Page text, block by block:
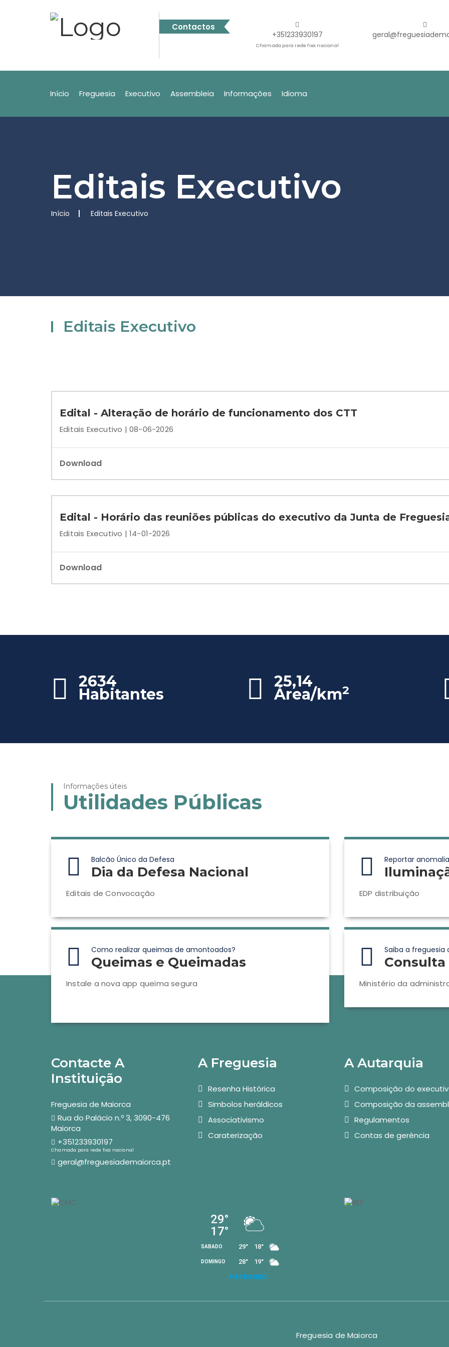
Contactos
+351233930197
Chamada para rede fixa nacional
Início Freguesia Executivo Assembleia Informações Idioma
Editais Executivo
Início Editais Executivo
Editais Executivo
Edital - Alteração de horário de funcionamento dos CTT
Editais Executivo | 08-06-2026
Download
Edital - Horário das reuniões públicas do executivo da Junta de
Editais Executivo | 14-01-2026
Download
2634
Habitantes
25,14
Área/km2
Informações úteis
Utilidades Públicas
Balcão Único da Defesa
Dia da Defesa Nacional
Editais de Convocação
Reportar
EDP distribuição
Como realizar queimas de amontoados?
Queimas e Queimadas
Instale a nova app queima segura
Saiba a
Ministério da
Contacte A
Instituição
Freguesia de Maiorca
Rua do Palácio n.º 3, 3090-476
Maiorca
+351233930197
Chamada para rede fixa nacional
geral@freguesiademaiorca.pt
A Freguesia
Resenha Histórica
Simbolos heráldicos
Associativismo
Caraterização
A Autarquia
Composição do
Composição da
Regulamentos
Contas de gerência
Freguesia de Maiorca